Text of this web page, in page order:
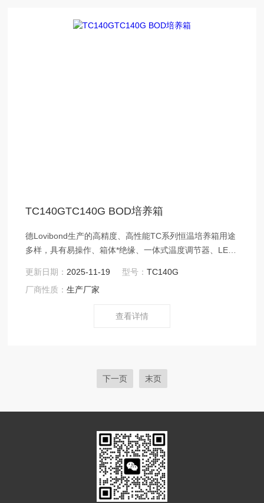
TC140GTC140G BOD培养箱
德Lovibond生产的高精度、高性能TC系列恒温培养箱用途
多样，具有易操作、箱体*绝缘、一体式温度调节器、LED
分，培养箱温度控制范围为 2℃至40℃，Z小温度调控为
0.1℃。通过上下键即可轻松设定控制温度值，在显示屏上
更新日期： 2025-11-19 型号：TC140G
厂商性质：生产厂家
查看详情
下一页 末页